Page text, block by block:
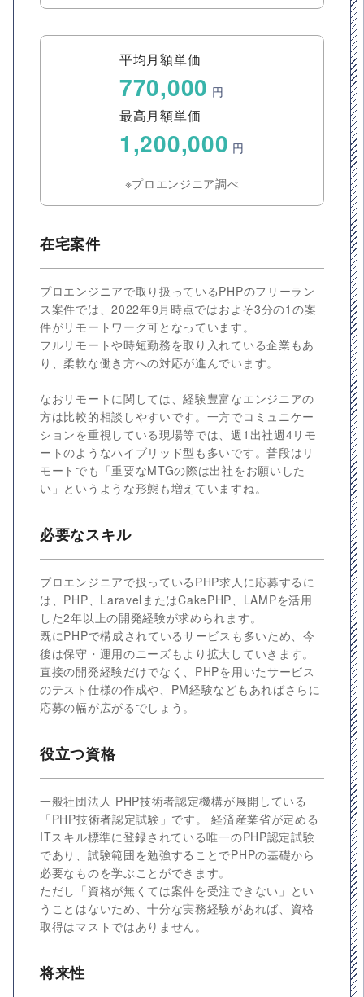
平均月額単価
770,000 円
最高月額単価
1,200,000 円
※プロエンジニア調べ
在宅案件
プロエンジニアで取り扱っているPHPのフリーラン
ス案件では、2022年9月時点ではおよそ3分の1の案
件がリモートワーク可となっています。
フルリモートや時短勤務を取り入れている企業もあ
り、柔軟な働き方への対応が進んでいます。
なおリモートに関しては、経験豊富なエンジニアの
方は比較的相談しやすいです。一方でコミュニケー
ションを重視している現場等では、週1出社週4リモ
ートのようなハイブリッド型も多いです。普段はリ
モートでも「重要なMTGの際は出社をお願いした
い」というような形態も増えていますね。
必要なスキル
プロエンジニアで扱っているPHP求人に応募するに
は、PHP、LaravelまたはCakePHP、LAMPを活用
した2年以上の開発経験が求められます。
既にPHPで構成されているサービスも多いため、今
後は保守・運用のニーズもより拡大していきます。
直接の開発経験だけでなく、PHPを用いたサービス
のテスト仕様の作成や、PM経験などもあればさらに
応募の幅が広がるでしょう。
役立つ資格
一般社団法人 PHP技術者認定機構が展開している
「PHP技術者認定試験」です。 経済産業省が定める
ITスキル標準に登録されている唯一のPHP認定試験
であり、試験範囲を勉強することでPHPの基礎から
必要なものを学ぶことができます。
ただし「資格が無くては案件を受注できない」とい
うことはないため、十分な実務経験があれば、資格
取得はマストではありません。
将来性